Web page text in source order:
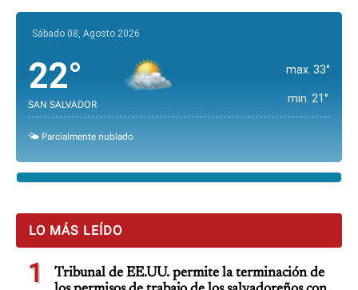
Sábado 08, Agosto 2026
22°
SAN SALVADOR
max. 33°
min. 21°
🌤️ Parcialmente nublado
LO MÁS LEÍDO
1
Tribunal de EE.UU. permite la terminación de